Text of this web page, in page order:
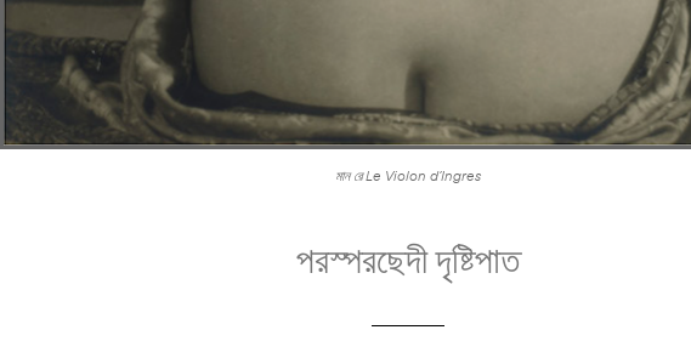
মান রে Le Violon d’Ingres
পরস্পরছেদী দৃষ্টিপাত